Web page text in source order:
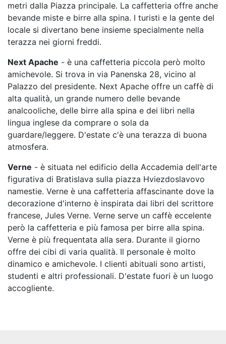
metri dalla Piazza principale. La caffetteria offre anche
bevande miste e birre alla spina. I turisti e la gente del
locale si divertano bene insieme specialmente nella
terazza nei giorni freddi.
Next Apache - è una caffetteria piccola però molto
amichevole. Si trova in via Panenska 28, vicino al
Palazzo del presidente. Next Apache offre un caffè di
alta qualità, un grande numero delle bevande
analcooliche, delle birre alla spina e dei libri nella
lingua inglese da comprare o sola da
guardare/leggere. D'estate c'è una terazza di buona
atmosfera.
Verne - è situata nel edificio della Accademia dell'arte
figurativa di Bratislava sulla piazza Hviezdoslavovo
namestie. Verne è una caffetteria affascinante dove la
decorazione d'interno è inspirata dai libri del scrittore
francese, Jules Verne. Verne serve un caffè eccelente
però la caffetteria e più famosa per birre alla spina.
Verne è più frequentata alla sera. Durante il giorno
offre dei cibi di varia qualità. Il personale è molto
dinamico e amichevole. I clienti abituali sono artisti,
studenti e altri professionali. D'estate fuori è un luogo
accogliente.